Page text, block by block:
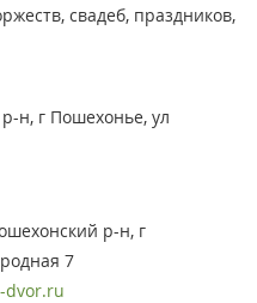
свадеб, праздников,
н, г Пошехонье, ул
р-н, г
7
dvor.ru